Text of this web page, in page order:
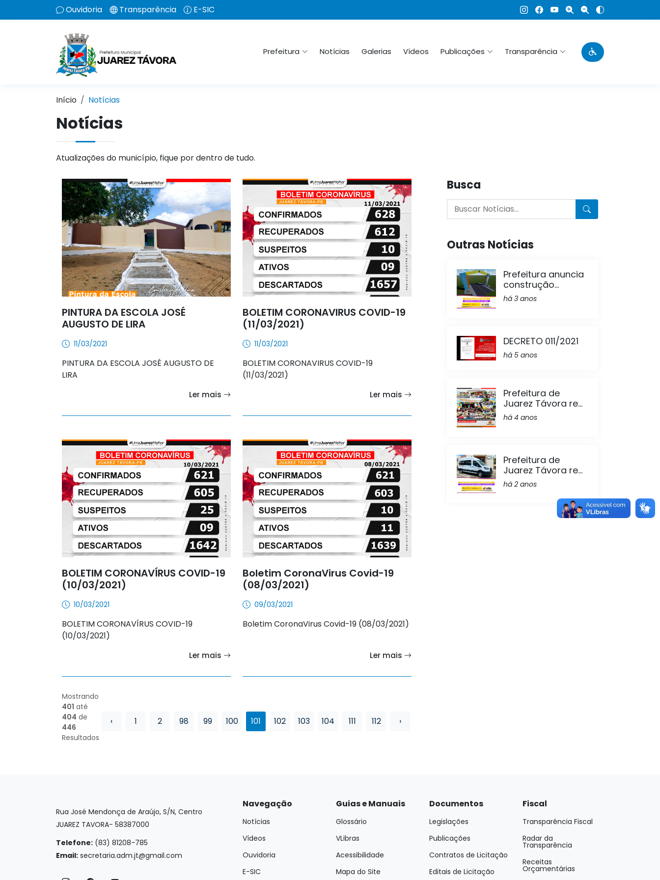
Ouvidoria Transparência E-SIC
Prefeitura Notícias Galerias Vídeos Publicações Transparência
Início Notícias
Notícias
Atualizações do município, fique por dentro de tudo.
PINTURA DA ESCOLA JOSÉ
AUGUSTO DE LIRA
11/03/2021
PINTURA DA ESCOLA JOSÉ AUGUSTO DE
LIRA
Ler mais
BOLETIM CORONAVIRUS COVID-19
(11/03/2021)
11/03/2021
BOLETIM CORONAVIRUS COVID-19
(11/03/2021)
Ler mais
BOLETIM CORONAVÍRUS COVID-19
(10/03/2021)
10/03/2021
BOLETIM CORONAVÍRUS COVID-19
(10/03/2021)
Ler mais
Boletim CoronaVirus Covid-19
(08/03/2021)
09/03/2021
Boletim CoronaVirus Covid-19 (08/03/2021)
Ler mais
Mostrando
401 até
404 de
446
Resultados
‹ 1 2 98 99 100 101 102 103 104 111 112 ›
Busca
Outras Notícias
Prefeitura anuncia
construção...
há 3 anos
DECRETO 011/2021
há 5 anos
Prefeitura de
Juarez Távora re...
há 4 anos
Prefeitura de
Juarez Távora re...
há 2 anos
Rua José Mendonça de Araújo, S/N, Centro
JUAREZ TAVORA- 58387000
Telefone: (83) 81208-785
Email: secretaria.adm.jt@gmail.com
Navegação
Notícias
Vídeos
Ouvidoria
E-SIC
Guias e Manuais
Glossário
VLibras
Acessibilidade
Mapa do Site
Documentos
Legislações
Publicações
Contratos de Licitação
Editais de Licitação
Fiscal
Transparência Fiscal
Radar da
Transparência
Receitas
Orçamentárias